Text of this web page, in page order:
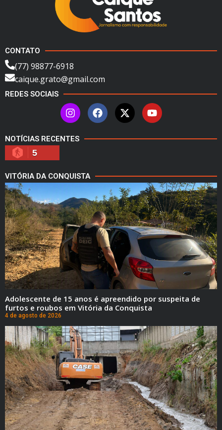
CONTATO
(77) 98877-6918
caique.grato@gmail.com
REDES SOCIAIS
NOTÍCIAS RECENTES
5
VITÓRIA DA CONQUISTA
Adolescente de 15 anos é apreendido por suspeita de
furtos e roubos em Vitória da Conquista
4 de agosto de 2026